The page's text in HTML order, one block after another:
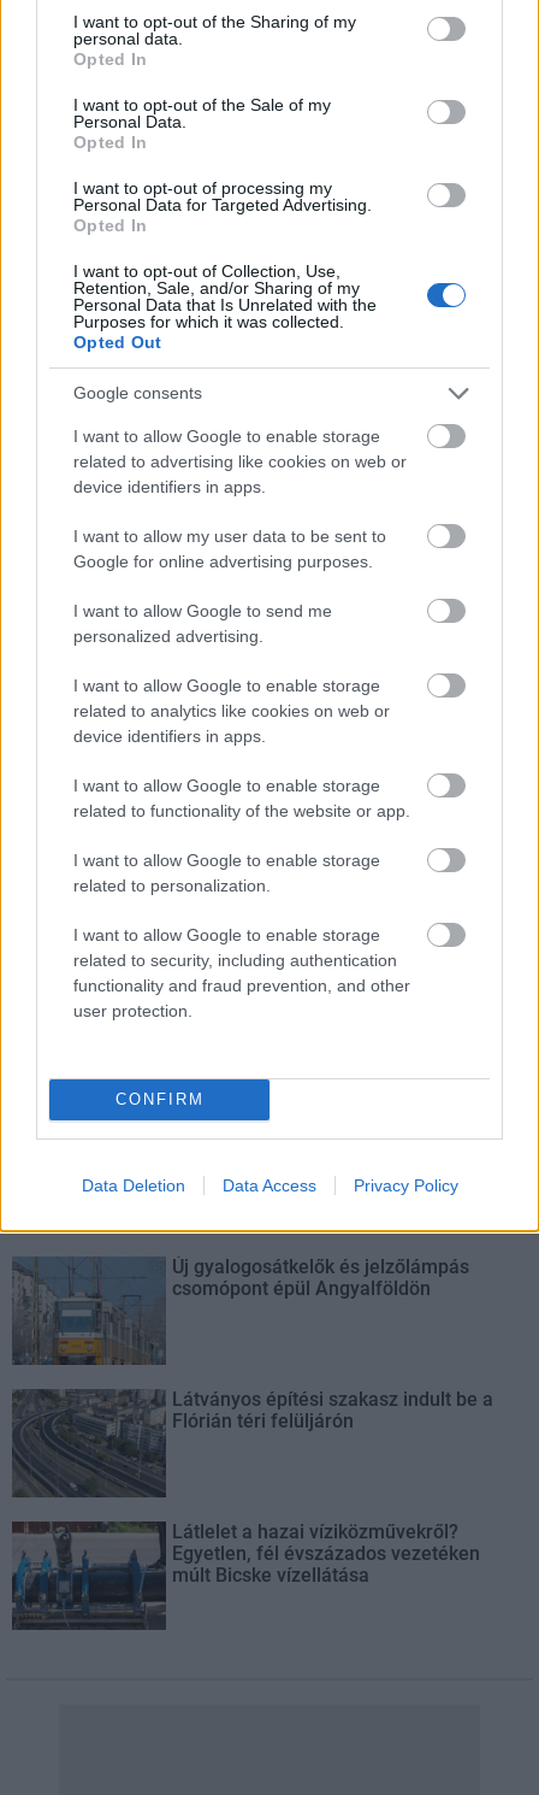
not limited to your visit or usage behaviour. You may click to
grant or deny consent to Google and its third-party tags to
use your data for below specified purposes in below Google
consent section.
I want to opt-out of the Sharing of my
personal data.
Opted In
I want to opt-out of the Sale of my
Personal Data.
Opted In
I want to opt-out of processing my
Personal Data for Targeted Advertising.
Opted In
I want to opt-out of Collection, Use,
Retention, Sale, and/or Sharing of my
Personal Data that Is Unrelated with the
Purposes for which it was collected.
Opted Out
Google consents
I want to allow Google to enable storage
related to advertising like cookies on web or
device identifiers in apps.
I want to allow my user data to be sent to
Google for online advertising purposes.
I want to allow Google to send me
personalized advertising.
I want to allow Google to enable storage
related to analytics like cookies on web or
device identifiers in apps.
I want to allow Google to enable storage
related to functionality of the website or app.
I want to allow Google to enable storage
related to personalization.
I want to allow Google to enable storage
related to security, including authentication
functionality and fraud prevention, and other
user protection.
CONFIRM
Data Deletion Data Access Privacy Policy
Paks II.: Mit jelent az 5. blokk új mérföldköve a
felülvizsgálat árnyékában?
Megkezdődött az 5. blokk reaktorépületének alaplemez-
kivitelezése, miközben a felülvizsgálat arra keresi a választ,
hogy a megváltozott gazdasági és geopolitikai környezetben
egyik legnagyobb beruházását.
Mohács a csata ötszázadik
évfordulójára
közelében lévő logisztikai bázis út- és
közműhálózatának fejlesztése
Történelmi táj, amelynek minden köve mesél –
megújul a tatai Angolkert
A projekt részeként megújulnak a területen található
Várkanyarban álló Nepomuki Szent János híd és szobor is.
M1 bővítés: már zajlik a teljesen új
Új gyalogosátkelők és jelzőlámpás
csomópont épül Angyalföldön
Látványos építési szakasz indult be a
Flórián téri felüljárón
Látlelet a hazai víziközművekről?
Egyetlen, fél évszázados vezetéken
múlt Bicske vízellátása